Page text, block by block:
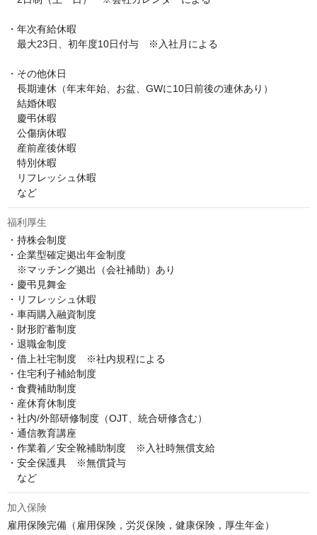
・年次有給休暇
最大23日、初年度10日付与　※入社月による
・その他休日
長期連休（年末年始、お盆、GWに10日前後の連休あり）
結婚休暇
慶弔休暇
公傷病休暇
産前産後休暇
特別休暇
リフレッシュ休暇
など
福利厚生
・持株会制度
・企業型確定拠出年金制度
※マッチング拠出（会社補助）あり
・慶弔見舞金
・リフレッシュ休暇
・車両購入融資制度
・財形貯蓄制度
・退職金制度
・借上社宅制度　※社内規程による
・住宅利子補給制度
・食費補助制度
・産休育休制度
・社内/外部研修制度（OJT、統合研修含む）
・通信教育講座
・作業着／安全靴補助制度　※入社時無償支給
・安全保護具　※無償貸与
など
加入保険
雇用保険完備（雇用保険，労災保険，健康保険，厚生年金）